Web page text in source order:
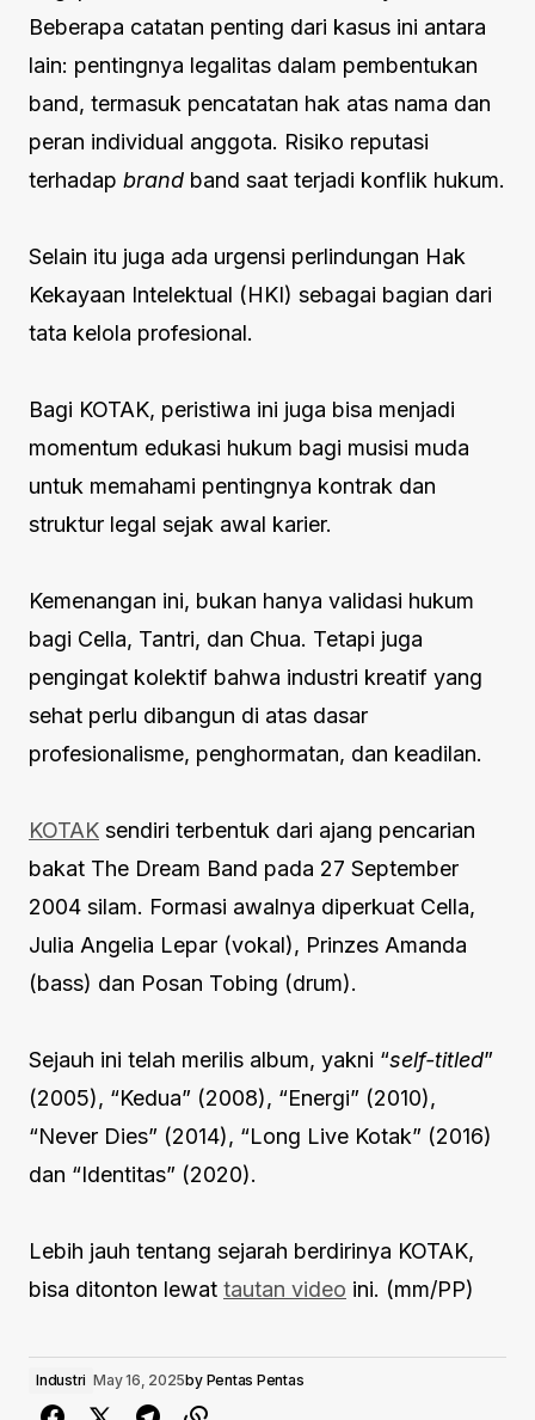
Beberapa catatan penting dari kasus ini antara
lain: pentingnya legalitas dalam pembentukan
band, termasuk pencatatan hak atas nama dan
peran individual anggota. Risiko reputasi
terhadap brand band saat terjadi konflik hukum.
Selain itu juga ada urgensi perlindungan Hak
Kekayaan Intelektual (HKI) sebagai bagian dari
tata kelola profesional.
Bagi KOTAK, peristiwa ini juga bisa menjadi
momentum edukasi hukum bagi musisi muda
untuk memahami pentingnya kontrak dan
struktur legal sejak awal karier.
Kemenangan ini, bukan hanya validasi hukum
bagi Cella, Tantri, dan Chua. Tetapi juga
pengingat kolektif bahwa industri kreatif yang
sehat perlu dibangun di atas dasar
profesionalisme, penghormatan, dan keadilan.
KOTAK sendiri terbentuk dari ajang pencarian
bakat The Dream Band pada 27 September
2004 silam. Formasi awalnya diperkuat Cella,
Julia Angelia Lepar (vokal), Prinzes Amanda
(bass) dan Posan Tobing (drum).
Sejauh ini telah merilis album, yakni “self-titled”
(2005), “Kedua” (2008), “Energi” (2010),
“Never Dies” (2014), “Long Live Kotak” (2016)
dan “Identitas” (2020).
Lebih jauh tentang sejarah berdirinya KOTAK,
bisa ditonton lewat tautan video ini. (mm/PP)
Industri May 16, 2025by Pentas Pentas